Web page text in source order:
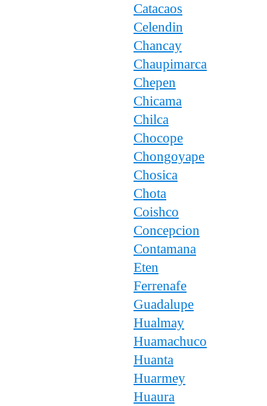
Catacaos
Celendin
Chancay
Chaupimarca
Chepen
Chicama
Chilca
Chocope
Chongoyape
Chosica
Chota
Coishco
Concepcion
Contamana
Eten
Ferrenafe
Guadalupe
Hualmay
Huamachuco
Huanta
Huarmey
Huaura